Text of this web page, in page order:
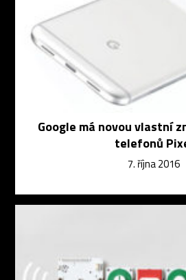
Google má novou vlastní
telefonů
7. října 2016